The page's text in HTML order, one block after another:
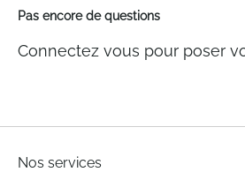
Pas encore de questions
Connectez vous pour poser
Nos services